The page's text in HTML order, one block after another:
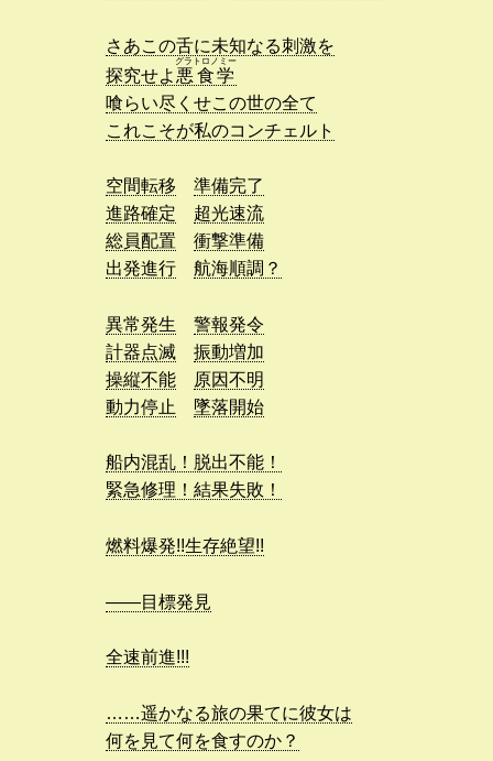
さあこの舌に未知なる刺激を
探究せよ 悪食学
グラトロノミー
喰らい尽くせこの世の全て
これこそが私のコンチェルト
空間転移
準備完了
進路確定
超光速流
総員配置
衝撃準備
出発進行
航海順調？
異常発生
警報発令
計器点滅
振動増加
操縦不能
原因不明
動力停止
墜落開始
船内混乱！脱出不能！
緊急修理！結果失敗！
燃料爆発!!生存絶望!!
――目標発見
全速前進!!!
……遥かなる旅の果てに彼女は
何を見て何を食すのか？